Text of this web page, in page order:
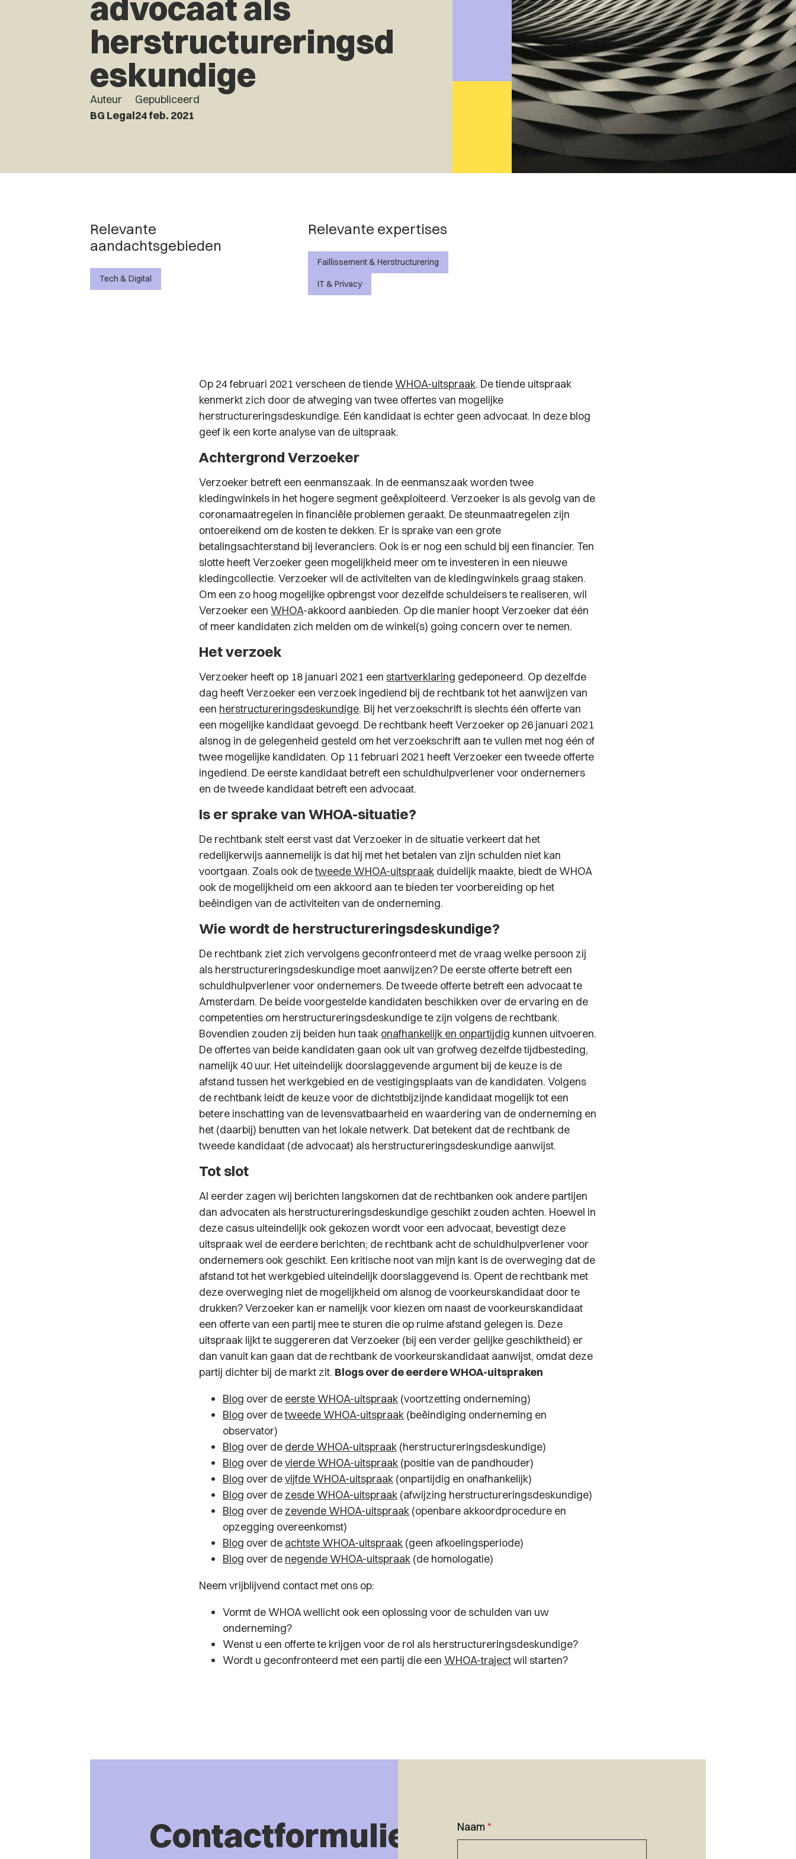
herstructureringsd
eskundige
Auteur
BG Legal
Gepubliceerd
24 feb. 2021
Relevante
aandachtsgebieden
Tech & Digital
Relevante expertises
Faillissement & Herstructurering
IT & Privacy
Op 24 februari 2021 verscheen de tiendeWHOA-uitspraak. De tiende uitspraak
kenmerkt zich door de afweging van twee offertes van mogelijke
herstructureringsdeskundige. Eén kandidaat is echter geen advocaat. In deze blog
geef ik een korte analyse van de uitspraak.
Achtergrond Verzoeker
Verzoeker betreft een eenmanszaak. In de eenmanszaak worden twee
kledingwinkels in het hogere segment geëxploiteerd. Verzoeker is als gevolg van de
coronamaatregelen in financiële problemen geraakt. De steunmaatregelen zijn
ontoereikend om de kosten te dekken. Er is sprake van een grote
betalingsachterstand bij leveranciers. Ook is er nog een schuld bij een financier. Ten
slotte heeft Verzoeker geen mogelijkheid meer om te investeren in een nieuwe
kledingcollectie. Verzoeker wil de activiteiten van de kledingwinkels graag staken.
Om een zo hoog mogelijke opbrengst voor dezelfde schuldeisers te realiseren, wil
Verzoeker een WHOA-akkoord aanbieden. Op die manier hoopt Verzoeker dat één
of meer kandidaten zich melden om de winkel(s) going concern over te nemen.
Het verzoek
Verzoeker heeft op 18 januari 2021 een startverklaring gedeponeerd. Op dezelfde
dag heeft Verzoeker een verzoek ingediend bij de rechtbank tot het aanwijzen van
een herstructureringsdeskundige. Bij het verzoekschrift is slechts één offerte van
een mogelijke kandidaat gevoegd. De rechtbank heeft Verzoeker op 26 januari 2021
alsnog in de gelegenheid gesteld om het verzoekschrift aan te vullen met nog één of
twee mogelijke kandidaten. Op 11 februari 2021 heeft Verzoeker een tweede offerte
ingediend. De eerste kandidaat betreft een schuldhulpverlener voor ondernemers
en de tweede kandidaat betreft een advocaat.
Is er sprake van WHOA-situatie?
De rechtbank stelt eerst vast dat Verzoeker in de situatie verkeert dat het
redelijkerwijs aannemelijk is dat hij met het betalen van zijn schulden niet kan
voortgaan. Zoals ook detweede WHOA-uitspraak duidelijk maakte, biedt de WHOA
ook de mogelijkheid om een akkoord aan te bieden ter voorbereiding op het
beëindigen van de activiteiten van de onderneming.
Wie wordt de herstructureringsdeskundige?
De rechtbank ziet zich vervolgens geconfronteerd met de vraag welke persoon zij
als herstructureringsdeskundige moet aanwijzen? De eerste offerte betreft een
schuldhulpverlener voor ondernemers. De tweede offerte betreft een advocaat te
Amsterdam. De beide voorgestelde kandidaten beschikken over de ervaring en de
competenties om herstructureringsdeskundige te zijn volgens de rechtbank.
Bovendien zouden zij beiden hun taak onafhankelijk en onpartijdig kunnen uitvoeren.
De offertes van beide kandidaten gaan ook uit van grofweg dezelfde tijdbesteding,
namelijk 40 uur. Het uiteindelijk doorslaggevende argument bij de keuze is de
afstand tussen het werkgebied en de vestigingsplaats van de kandidaten. Volgens
de rechtbank leidt de keuze voor de dichtstbijzijnde kandidaat mogelijk tot een
betere inschatting van de levensvatbaarheid en waardering van de onderneming en
het (daarbij) benutten van het lokale netwerk. Dat betekent dat de rechtbank de
tweede kandidaat (de advocaat) als herstructureringsdeskundige aanwijst.
Tot slot
Al eerder zagen wij berichten langskomen dat de rechtbanken ook andere partijen
dan advocaten als herstructureringsdeskundige geschikt zouden achten. Hoewel in
deze casus uiteindelijk ook gekozen wordt voor een advocaat, bevestigt deze
uitspraak wel de eerdere berichten; de rechtbank acht de schuldhulpverlener voor
ondernemers ook geschikt. Een kritische noot van mijn kant is de overweging dat de
afstand tot het werkgebied uiteindelijk doorslaggevend is. Opent de rechtbank met
deze overweging niet de mogelijkheid om alsnog de voorkeurskandidaat door te
drukken? Verzoeker kan er namelijk voor kiezen om naast de voorkeurskandidaat
een offerte van een partij mee te sturen die op ruime afstand gelegen is. Deze
uitspraak lijkt te suggereren dat Verzoeker (bij een verder gelijke geschiktheid) er
dan vanuit kan gaan dat de rechtbank de voorkeurskandidaat aanwijst, omdat deze
partij dichter bij de markt zit. Blogs over de eerdere WHOA-uitspraken
Blog over de eerste WHOA-uitspraak (voortzetting onderneming)
Blog over detweede WHOA-uitspraak (beëindiging onderneming en
observator)
Blog over de derde WHOA-uitspraak (herstructureringsdeskundige)
Blog over devierde WHOA-uitspraak (positie van de pandhouder)
Blog over devijfde WHOA-uitspraak (onpartijdig en onafhankelijk)
Blog over de zesde WHOA-uitspraak (afwijzing herstructureringsdeskundige)
Blog over de zevende WHOA-uitspraak (openbare akkoordprocedure en
opzegging overeenkomst)
Blog over de achtste WHOA-uitspraak (geen afkoelingsperiode)
Blog over de negende WHOA-uitspraak (de homologatie)
Neem vrijblijvend contact met ons op:
Vormt de WHOA wellicht ook een oplossing voor de schulden van uw
onderneming?
Wenst u een offerte te krijgen voor de rol als herstructureringsdeskundige?
Wordt u geconfronteerd met een partij die een WHOA-trajectwil starten?
Contactformulier Naam *